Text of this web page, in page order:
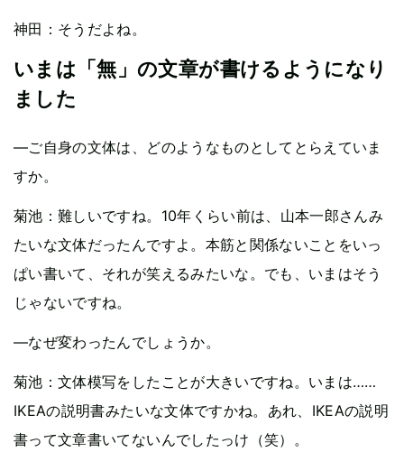
神田：そうだよね。
いまは「無」の文章が書けるようになり
ました
—ご自身の文体は、どのようなものとしてとらえていま
すか。
菊池：難しいですね。10年くらい前は、山本一郎さんみ
たいな文体だったんですよ。本筋と関係ないことをいっ
ぱい書いて、それが笑えるみたいな。でも、いまはそう
じゃないですね。
—なぜ変わったんでしょうか。
菊池：文体模写をしたことが大きいですね。いまは……
IKEAの説明書みたいな文体ですかね。あれ、IKEAの説明
書って文章書いてないんでしたっけ（笑）。